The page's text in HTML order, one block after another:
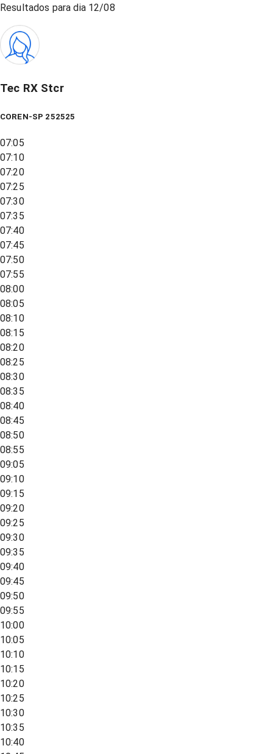
Resultados para dia 12/08
Tec RX Stcr
COREN-SP 252525
07:05
07:10
07:20
07:25
07:30
07:35
07:40
07:45
07:50
07:55
08:00
08:05
08:10
08:15
08:20
08:25
08:30
08:35
08:40
08:45
08:50
08:55
09:05
09:10
09:15
09:20
09:25
09:30
09:35
09:40
09:45
09:50
09:55
10:00
10:05
10:10
10:15
10:20
10:25
10:30
10:35
10:40